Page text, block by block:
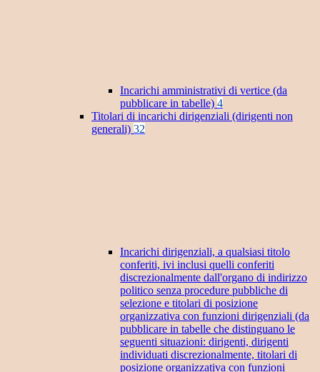
Incarichi amministrativi di vertice (da
pubblicare in tabelle) 4
Titolari di incarichi dirigenziali (dirigenti non
generali) 32
Incarichi dirigenziali, a qualsiasi titolo
conferiti, ivi inclusi quelli conferiti
discrezionalmente dall'organo di indirizzo
politico senza procedure pubbliche di
selezione e titolari di posizione
organizzativa con funzioni dirigenziali (da
pubblicare in tabelle che distinguano le
seguenti situazioni: dirigenti, dirigenti
individuati discrezionalmente, titolari di
posizione organizzativa con funzioni